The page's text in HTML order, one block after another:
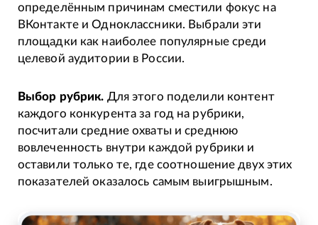
определённым причинам сместили фокус на
ВКонтакте и Одноклассники. Выбрали эти
площадки как наиболее популярные среди
целевой аудитории в России.
Выбор рубрик. Для этого поделили контент
каждого конкурента за год на рубрики,
посчитали средние охваты и среднюю
вовлеченность внутри каждой рубрики и
оставили только те, где соотношение двух этих
показателей оказалось самым выигрышным.